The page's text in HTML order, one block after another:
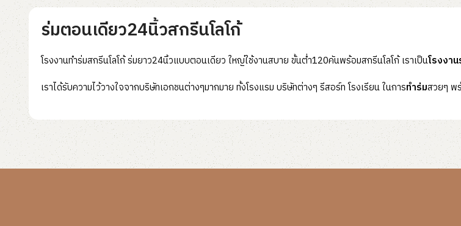
ร่มตอนเดียว24นิ้วสกรีนโลโก้
โรงงานทำร่มสกรีนโลโก้ ร่มยาว24นิ้วแบบตอนเดียว ใหญ่ใช้งานสบาย ขั้นต่ำ120คันพร้อมสกรีนโลโก้ เราเป็นโรงงา
เราได้รับความไว้วางใจจากบริษัทเอกชนต่างๆมากมาย ทั้งโรงแรม บริษัทต่างๆ รีสอร์ท โรงเรียน ในการทำร่มสวยๆ พ